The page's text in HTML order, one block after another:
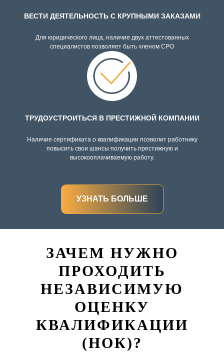
ВЕСТИ ДЕЯТЕЛЬНОСТЬ С КРУПНЫМИ ЗАКАЗАМИ
Для юридического лица, наличие двух аттестованных
специалистов позволяет быть членом СРО
ТРУДОУСТРОИТЬСЯ В ПРЕСТИЖНОЙ КОМПАНИИ
Наличие сертификата о квалификации позволит работнику
повысить свои шансы получить престижную и
высокооплачиваемую работу.
УЗНАТЬ БОЛЬШЕ
ЗАЧЕМ НУЖНО
ПРОХОДИТЬ
НЕЗАВИСИМУЮ
ОЦЕНКУ
КВАЛИФИКАЦИИ
(НОК)?